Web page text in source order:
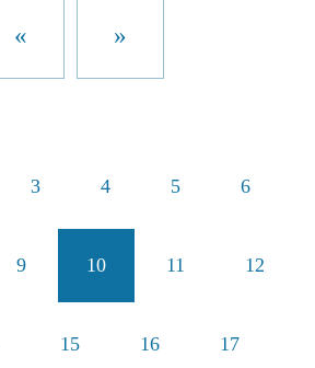
« »
3 4 5 6
9 10 11 12
15 16 17